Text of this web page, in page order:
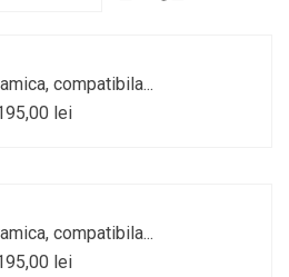
compatibila...
lei
compatibila...
lei